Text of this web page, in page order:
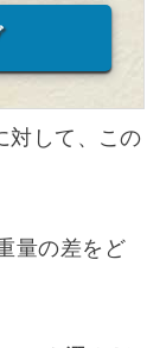
対して、この
量の差をど